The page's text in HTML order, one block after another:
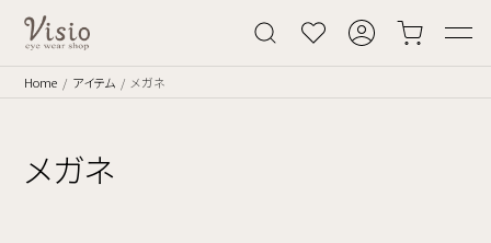
Home アイテム メガネ
メガネ